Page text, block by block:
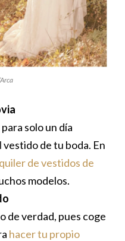
solo un día
de tu boda. En
de vestidos de
modelos.
de verdad, pues coge
hacer tu propio